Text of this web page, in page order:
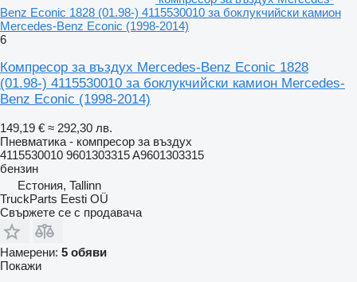
Benz Econic 1828 (01.98-) 4115530010 за боклукчийски камион
Mercedes-Benz Econic (1998-2014)
6
Компресор за въздух Mercedes-Benz Econic 1828
(01.98-) 4115530010 за боклукчийски камион Mercedes-
Benz Econic (1998-2014)
149,19 € ≈ 292,30 лв.
Пневматика - компресор за въздух
4115530010 9601303315 A9601303315
бензин
Естония, Tallinn
TruckParts Eesti OÜ
Свържете се с продавача
Намерени: 5 обяви
Покажи